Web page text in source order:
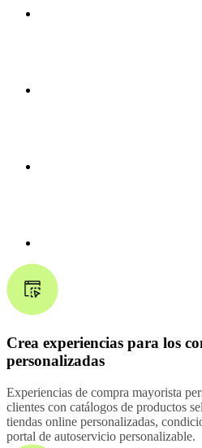
Crea experiencias para los
personalizadas
Experiencias de compra mayorista
clientes con catálogos de productos
tiendas online personalizadas,
portal de autoservicio personalizable.